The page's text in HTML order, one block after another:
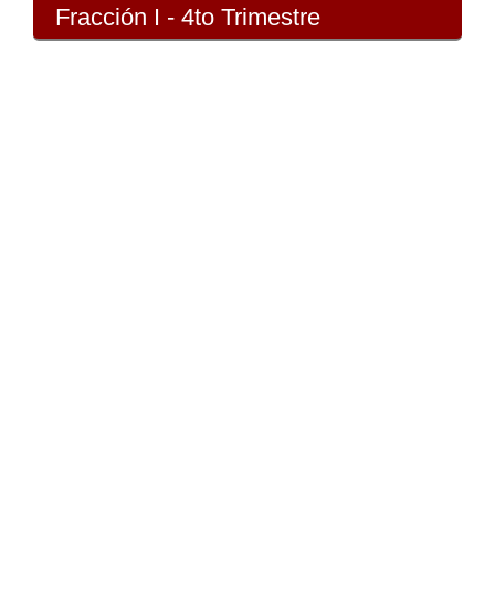
Fracción I - 4to Trimestre